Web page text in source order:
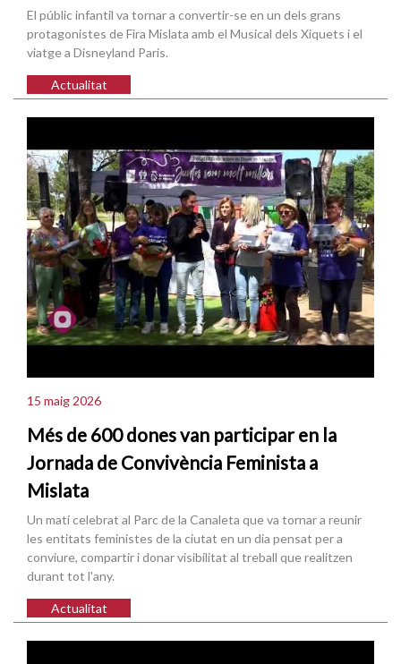
El públic infantil va tornar a convertir-se en un dels grans
protagonistes de Fira Mislata amb el Musical dels Xiquets i el
viatge a Disneyland Paris.
Actualitat
15 maig 2026
Més de 600 dones van participar en la
Jornada de Convivència Feminista a
Mislata
Un matí celebrat al Parc de la Canaleta que va tornar a reunir
les entitats feministes de la ciutat en un dia pensat per a
conviure, compartir i donar visibilitat al treball que realitzen
durant tot l'any.
Actualitat